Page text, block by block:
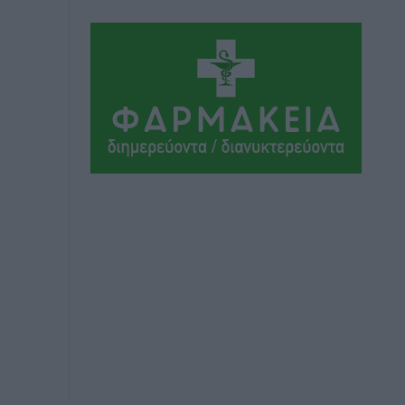
Αθλητικά• πριν 4 ώρες
6ο Kalymnos 3X3: Ολοκληρώθηκε με
μεγάλη επιτυχία, νικητές οι VAR!
Αθλητικά• πριν 4 ώρες